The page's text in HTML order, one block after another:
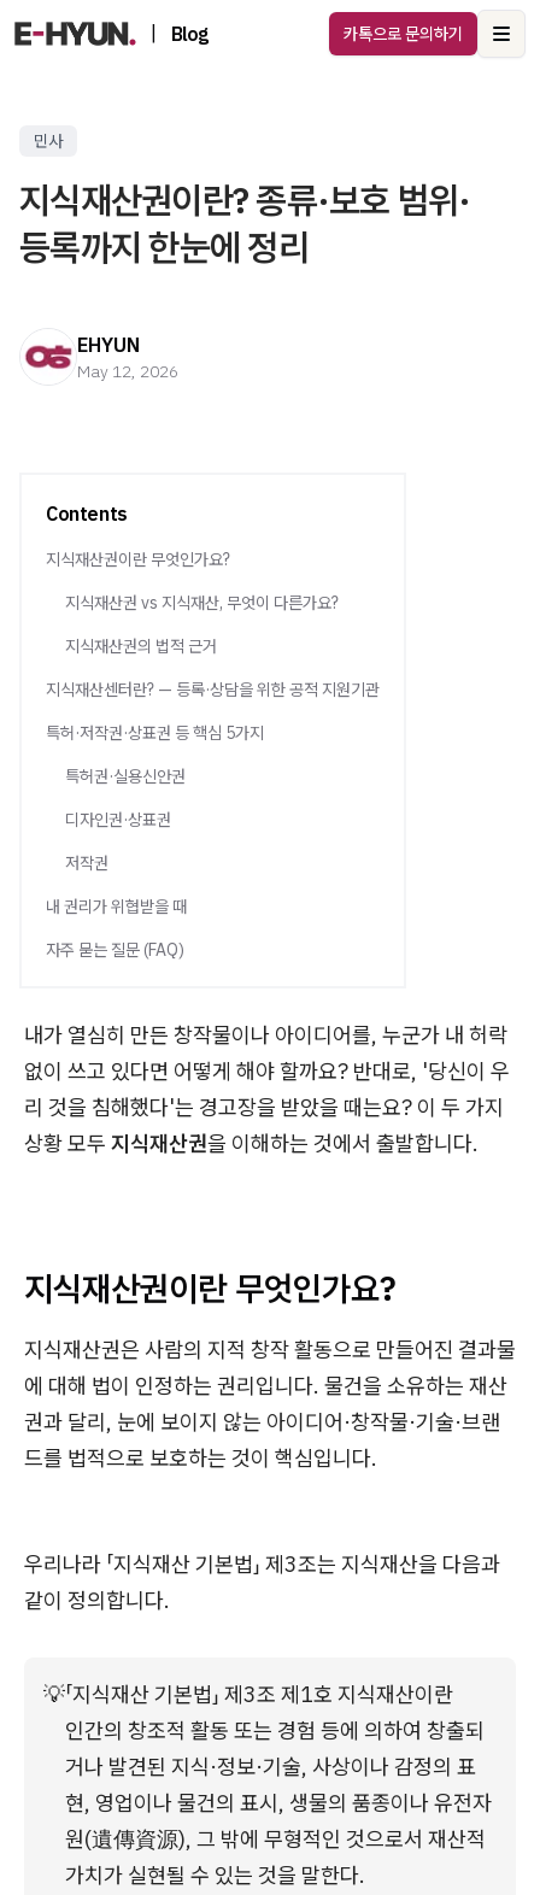
Blog 카톡으로 문의하기
민사
지식재산권이란? 종류·보호 범위·
등록까지 한눈에 정리
EHYUN
May 12, 2026
Contents
지식재산권이란 무엇인가요?
지식재산권 vs 지식재산, 무엇이 다른가요?
지식재산권의 법적 근거
지식재산센터란? — 등록·상담을 위한 공적 지원기관
특허·저작권·상표권 등 핵심 5가지
특허권·실용신안권
디자인권·상표권
저작권
내 권리가 위협받을 때
자주 묻는 질문 (FAQ)
내가 열심히 만든 창작물이나 아이디어를, 누군가 내 허락
없이 쓰고 있다면 어떻게 해야 할까요? 반대로, '당신이 우
리 것을 침해했다'는 경고장을 받았을 때는요? 이 두 가지
상황 모두 지식재산권을 이해하는 것에서 출발합니다.
지식재산권이란 무엇인가요?
지식재산권은 사람의 지적 창작 활동으로 만들어진 결과물
에 대해 법이 인정하는 권리입니다. 물건을 소유하는 재산
권과 달리, 눈에 보이지 않는 아이디어·창작물·기술·브랜
드를 법적으로 보호하는 것이 핵심입니다.
우리나라 「지식재산 기본법」 제3조는 지식재산을 다음과
같이 정의합니다.
💡「지식재산 기본법」 제3조 제1호 지식재산이란
인간의 창조적 활동 또는 경험 등에 의하여 창출되
거나 발견된 지식·정보·기술, 사상이나 감정의 표
현, 영업이나 물건의 표시, 생물의 품종이나 유전자
원(遺傳資源), 그 밖에 무형적인 것으로서 재산적
가치가 실현될 수 있는 것을 말한다.